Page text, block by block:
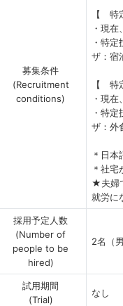
募集条件
(Recruitment
conditions)
【 特
・現
・特
ザ：宿
【 特
・現
・特
ザ：外
＊日
＊社
★夫婦
就労に
採用予定人数
(Number of
people to be
hired)
2名（
試用期間
(Trial)
なし